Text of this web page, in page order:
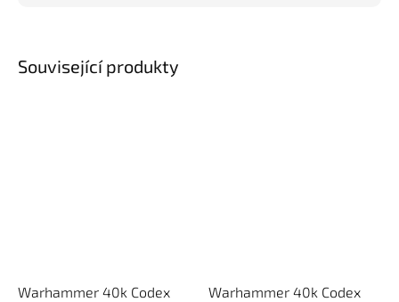
Související produkty
Warhammer 40k Codex
Warhammer 40k Codex